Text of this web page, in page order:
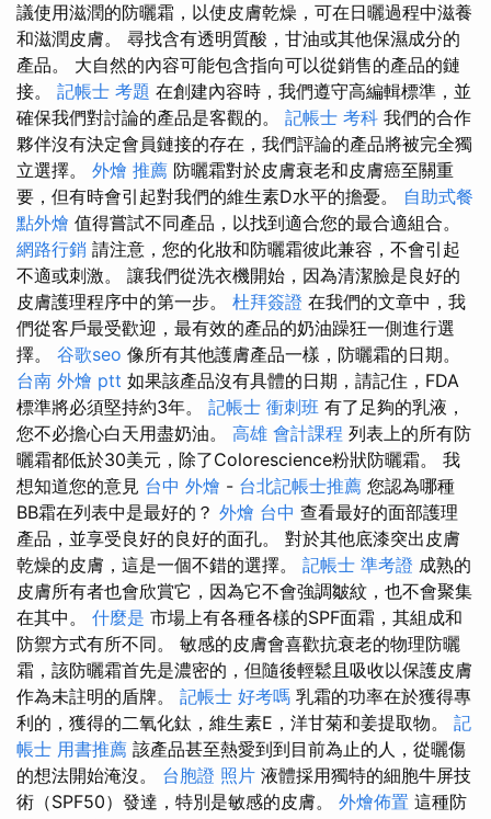
議使用滋潤的防曬霜，以使皮膚乾燥，可在日曬過程中滋養
和滋潤皮膚。 尋找含有透明質酸，甘油或其他保濕成分的
產品。 大自然的內容可能包含指向可以從銷售的產品的鏈
接。 記帳士 考題 在創建內容時，我們遵守高編輯標準，並
確保我們對討論的產品是客觀的。 記帳士 考科 我們的合作
夥伴沒有決定會員鏈接的存在，我們評論的產品將被完全獨
立選擇。 外燴 推薦 防曬霜對於皮膚衰老和皮膚癌至關重
要，但有時會引起對我們的維生素D水平的擔憂。 自助式餐
點外燴 值得嘗試不同產品，以找到適合您的最合適組合。
網路行銷 請注意，您的化妝和防曬霜彼此兼容，不會引起
不適或刺激。 讓我們從洗衣機開始，因為清潔臉是良好的
皮膚護理程序中的第一步。 杜拜簽證 在我們的文章中，我
們從客戶最受歡迎，最有效的產品的奶油躁狂一側進行選
擇。 谷歌seo 像所有其他護膚產品一樣，防曬霜的日期。
台南 外燴 ptt 如果該產品沒有具體的日期，請記住，FDA
標準將必須堅持約3年。 記帳士 衝刺班 有了足夠的乳液，
您不必擔心白天用盡奶油。 高雄 會計課程 列表上的所有防
曬霜都低於30美元，除了Colorescience粉狀防曬霜。 我
想知道您的意見 台中 外燴 - 台北記帳士推薦 您認為哪種
BB霜在列表中是最好的？ 外燴 台中 查看最好的面部護理
產品，並享受良好的良好的面孔。 對於其他底漆突出皮膚
乾燥的皮膚，這是一個不錯的選擇。 記帳士 準考證 成熟的
皮膚所有者也會欣賞它，因為它不會強調皺紋，也不會聚集
在其中。 什麼是 市場上有各種各樣的SPF面霜，其組成和
防禦方式有所不同。 敏感的皮膚會喜歡抗衰老的物理防曬
霜，該防曬霜首先是濃密的，但隨後輕鬆且吸收以保護皮膚
作為未註明的盾牌。 記帳士 好考嗎 乳霜的功率在於獲得專
利的，獲得的二氧化鈦，維生素E，洋甘菊和姜提取物。 記
帳士 用書推薦 該產品甚至熱愛到到目前為止的人，從曬傷
的想法開始淹沒。 台胞證 照片 液體採用獨特的細胞牛屏技
術（SPF50）發達，特別是敏感的皮膚。 外燴佈置 這種防